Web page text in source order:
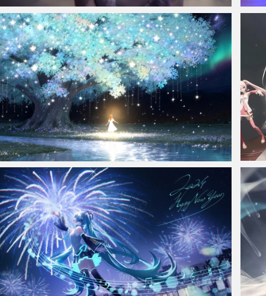
仙侠凌仙 紫色长卷发美女 古风古典 4K壁纸
极夜梦境 小女孩 大树 河流 唯美3440x1440带鱼屏壁纸 初音